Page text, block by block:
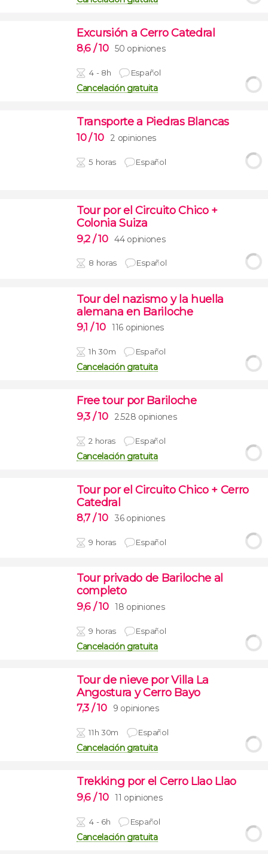
Excursión a Cerro Catedral
8,6 / 10 50 opiniones
4 - 8h Español
Cancelación gratuita
Transporte a Piedras Blancas
10/ 10 2 opiniones
5 horas Español
Tour por el Circuito Chico +
Colonia Suiza
9,2 / 10 44 opiniones
8 horas Español
Tour del nazismo y la huella
alemana en Bariloche
9,1 / 10 116 opiniones
1h 30m Español
Cancelación gratuita
Free tour por Bariloche
9,3 / 10 2.528 opiniones
2 horas Español
Cancelación gratuita
Tour por el Circuito Chico + Cerro
Catedral
8,7 / 10 36 opiniones
9 horas Español
Tour privado de Bariloche al
completo
9,6 / 10 18 opiniones
9 horas Español
Cancelación gratuita
Tour de nieve por Villa La
Angostura y Cerro Bayo
7,3 / 10 9 opiniones
11h 30m Español
Cancelación gratuita
Trekking por el Cerro Llao Llao
9,6 / 10 11 opiniones
4 - 6h Español
Cancelación gratuita